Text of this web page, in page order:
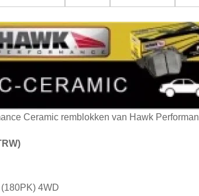
Ceramic remblokken van Hawk
4WD